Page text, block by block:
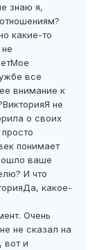
знаю я,
какие-то
Мое
все
внимание к
ВикторияЯ не
о своих
понимает
ваше
И что
Да, какое-
Очень
не сказал на
вот и